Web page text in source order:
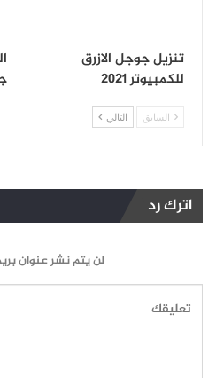
تنزيل جوجل الازرق
للكمبيوتر 2021
السابق التالي
اترك رد
لن يتم نشر عنوان